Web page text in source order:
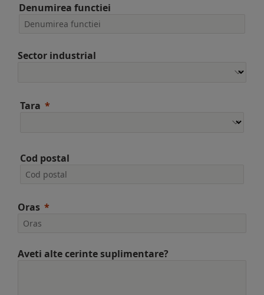
Denumirea functiei
Sector industrial
Tara
Cod postal
Oras
Aveti alte cerinte suplimentare?